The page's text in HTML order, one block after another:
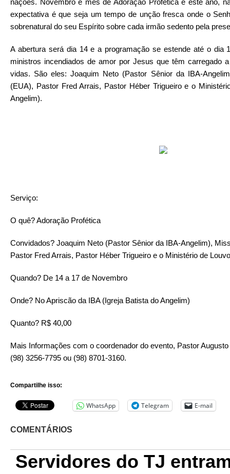
nações. Novembro é mês de Adoração Profética e este ano,
expectativa é que seja um tempo de unção fresca onde o
sobrenatural do seu Espírito sobre cada irmão sedento pela
A abertura será dia 14 e a programação se estende até o dia
ministros incendiados de amor por Jesus que têm carregado
vidas. São eles: Joaquim Neto (Pastor Sênior da IBA-
(EUA), Pastor Fred Arrais, Pastor Héber Trigueiro e o
Angelim).
Serviço:
O quê? Adoração Profética
Convidados? Joaquim Neto (Pastor Sênior da IBA-Angelim),
Pastor Fred Arrais, Pastor Héber Trigueiro e o Ministério de
Quando? De 14 a 17 de Novembro
Onde? No Apriscão da IBA (Igreja Batista do Angelim)
Quanto? R$ 40,00
Mais Informações com o coordenador do evento, Pastor
(98) 3256-7795 ou (98) 8701-3160.
Compartilhe isso:
WhatsApp Telegram E-mail
COMENTÁRIOS
Servidores do TJ